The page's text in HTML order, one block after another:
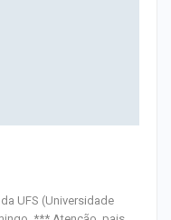
UFS (Universidade